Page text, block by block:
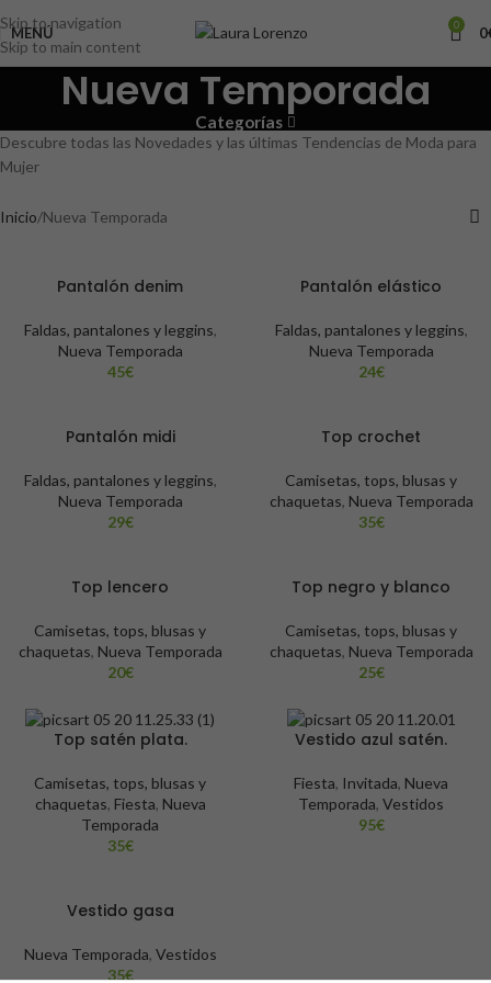
Skip to navigation
Skip to main content
MENÚ 0 0
Nueva Temporada
Categorías
Descubre todas las Novedades y las últimas Tendencias de Moda para
Mujer
Inicio Nueva Temporada
Pantalón denim
Faldas, pantalones y leggins,
Nueva Temporada
45€
Pantalón elástico
Faldas, pantalones y leggins,
Nueva Temporada
24€
Pantalón midi
Faldas, pantalones y leggins,
Nueva Temporada
29€
Top crochet
Camisetas, tops, blusas y
chaquetas, Nueva Temporada
35€
Top lencero
Camisetas, tops, blusas y
chaquetas, Nueva Temporada
20€
Top negro y blanco
Camisetas, tops, blusas y
chaquetas, Nueva Temporada
25€
Top satén plata.
Camisetas, tops, blusas y
chaquetas, Fiesta, Nueva
Temporada
35€
Vestido azul satén.
Fiesta, Invitada, Nueva
Temporada, Vestidos
95€
Vestido gasa
Nueva Temporada, Vestidos
35€